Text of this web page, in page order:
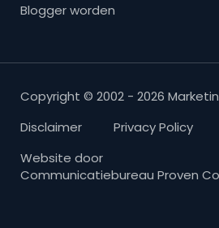
Blogger worden
Copyright © 2002 - 2026
Disclaimer
Privacy Policy
Website door
Communicatiebureau Proven